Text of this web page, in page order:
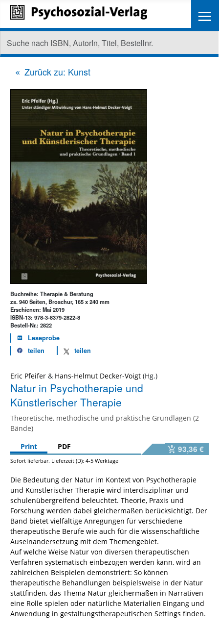
Zurück zu: Kunst
Buchreihe: Therapie & Beratung
zs. 940 Seiten, Broschur, 165 x 240 mm
Erschienen: Mai 2019
ISBN-13: 978-3-8379-2822-8
Bestell-Nr.: 2822
Leseprobe
teilen
teilen
Eric Pfeifer & Hans-Helmut Decker-Voigt
Natur in Psychotherapie und
Künstlerischer Therapie
Theoretische, methodische und praktische Grundlagen (2
Bände)
Print
PDF 93,36 €
Sofort lieferbar. Lieferzeit (D): 4-5 Werktage
Die Bedeutung der Natur im Kontext von Psychotherapie
und Künstlerischer Therapie wird interdisziplinär und
schulenübergreifend beleuchtet. Theorie, Praxis und
Forschung werden dabei gleichermaßen berücksichtigt. Der
Band bietet vielfältige Anregungen für verschiedene
therapeutische Berufe wie auch für die wissenschaftliche
Auseinandersetzung mit dem Themengebiet.
Auf welche Weise Natur von diversen therapeutischen
Verfahren systematisch einbezogen werden kann, wird an
zahlreichen Beispielen demonstriert: So können
therapeutische Behandlungen beispielsweise in der Natur
stattfinden, das Thema Natur gleichermaßen in Narrativen
eine Rolle spielen oder natürliche Materialien Eingang und
Anwendung in gestaltungstherapeutischen Settings finden.
≡